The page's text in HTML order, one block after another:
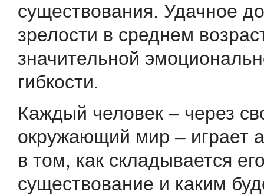
существования. Удачное
зрелости в среднем
значительной
гибкости.
Каждый человек – через
окружающий мир – играет
в том, как складывается
существование и каким